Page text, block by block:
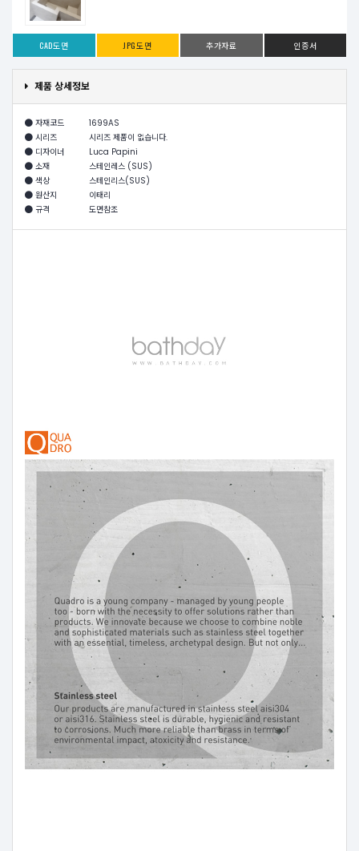
CAD도면 JPG도면 추가자료 인증서
제품 상세정보
자재코드
1699AS
시리즈
시리즈 제품이 없습니다.
디자이너
Luca Papini
소재
스테인레스 (SUS)
색상
스테인리스(SUS)
원산지
이태리
규격
도면참조